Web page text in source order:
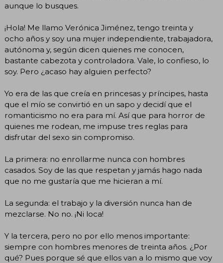
aunque lo busques.
¡Hola! Me llamo Verónica Jiménez, tengo treinta y
ocho años y soy una mujer independiente, trabajadora,
autónoma y, según dicen quienes me conocen,
bastante cabezota y controladora. Vale, lo confieso, lo
soy. Pero ¿acaso hay alguien perfecto?
Yo era de las que creía en princesas y príncipes, hasta
que el mío se convirtió en un sapo y decidí que el
romanticismo no era para mí. Así que para horror de
quienes me rodean, me impuse tres reglas para
disfrutar del sexo sin compromiso.
La primera: no enrollarme nunca con hombres
casados. Soy de las que respetan y jamás hago nada
que no me gustaría que me hicieran a mí.
La segunda: el trabajo y la diversión nunca han de
mezclarse. No no. ¡Ni loca!
Y la tercera, pero no por ello menos importante:
siempre con hombres menores de treinta años. ¿Por
qué? Pues porque sé que ellos van a lo mismo que voy